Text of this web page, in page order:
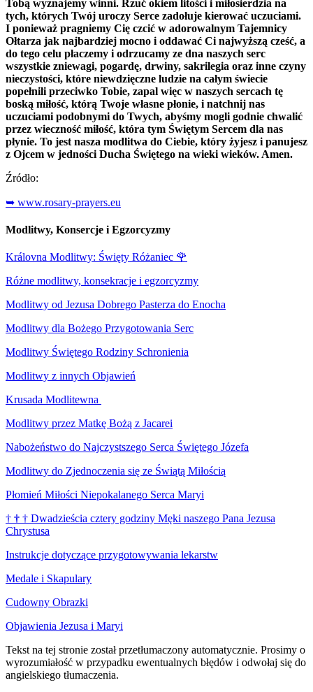
Tobą wyznajemy winni. Rzuć okiem litości i miłosierdzia na
tych, których Twój uroczy Serce zadołuje kierować uczuciami.
I ponieważ pragniemy Cię czcić w adorowalnym Tajemnicy
Ołtarza jak najbardziej mocno i oddawać Ci najwyższą cześć, a
do tego celu płaczemy i odrzucamy ze dna naszych serc
wszystkie zniewagi, pogardę, drwiny, sakrilegia oraz inne czyny
nieczystości, które niewdzięczne ludzie na całym świecie
popełnili przeciwko Tobie, zapal więc w naszych sercach tę
boską miłość, którą Twoje własne płonie, i natchnij nas
uczuciami podobnymi do Twych, abyśmy mogli godnie chwalić
przez wieczność miłość, która tym Świętym Sercem dla nas
płynie. To jest nasza modlitwa do Ciebie, który żyjesz i panujesz
z Ojcem w jedności Ducha Świętego na wieki wieków. Amen.
Źródło:
➥ www.rosary-prayers.eu
Modlitwy, Konsercje i Egzorcyzmy
Královna Modlitwy: Święty Różaniec 🌹
Różne modlitwy, konsekracje i egzorcyzmy
Modlitwy od Jezusa Dobrego Pasterza do Enocha
Modlitwy dla Bożego Przygotowania Serc
Modlitwy Świętego Rodziny Schronienia
Modlitwy z innych Objawień
Krusada Modlitewna
Modlitwy przez Matkę Bożą z Jacarei
Nabożeństwo do Najczystszego Serca Świętego Józefa
Modlitwy do Zjednoczenia się ze Świątą Miłością
Płomień Miłości Niepokalanego Serca Maryi
† † † Dwadzieścia cztery godziny Męki naszego Pana Jezusa
Chrystusa
Instrukcje dotyczące przygotowywania lekarstw
Medale i Skapulary
Cudowny Obrazki
Objawienia Jezusa i Maryi
Tekst na tej stronie został przetłumaczony automatycznie. Prosimy o
wyrozumiałość w przypadku ewentualnych błędów i odwołaj się do
angielskiego tłumaczenia.